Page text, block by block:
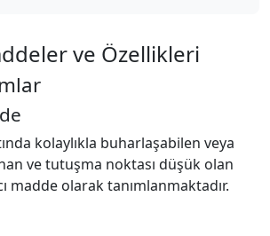
ve Özellikleri
kolaylıkla buharlaşabilen veya
ve tutuşma noktası düşük olan
madde olarak tanımlanmaktadır.